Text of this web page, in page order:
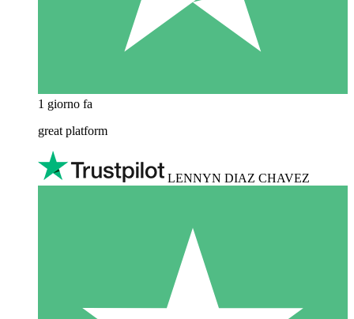
1 giorno fa
great platform
LENNYN DIAZ CHAVEZ